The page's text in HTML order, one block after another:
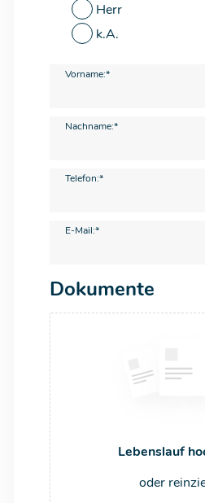
Herr
k.A.
Vorname:*
Nachname:*
Telefon:*
E-Mail:*
Dokumente
Lebenslauf
oder